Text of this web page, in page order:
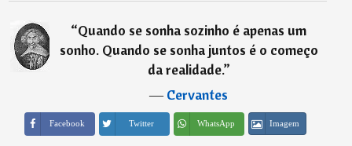
“Quando se sonha sozinho é apenas um
sonho. Quando se sonha juntos é o começo
da realidade.”
―Cervantes
Facebook Twitter WhatsApp Imagem